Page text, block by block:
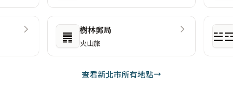
䷠ 樹林郵局
火山旅
查看新北市所有地點